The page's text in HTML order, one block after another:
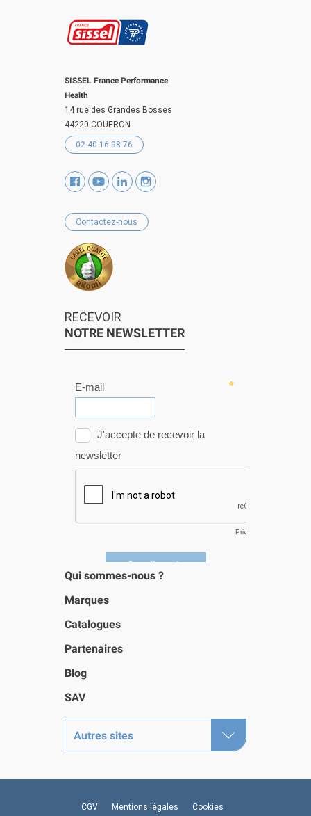
SISSEL France Performance
Health
14 rue des Grandes Bosses
44220 COUËRON
02 40 16 98 76
Contactez-nous
RECEVOIR
NOTRE NEWSLETTER
Qui sommes-nous ?
Marques
Catalogues
Partenaires
Blog
SAV
Autres sites
CGV Mentions légales Cookies